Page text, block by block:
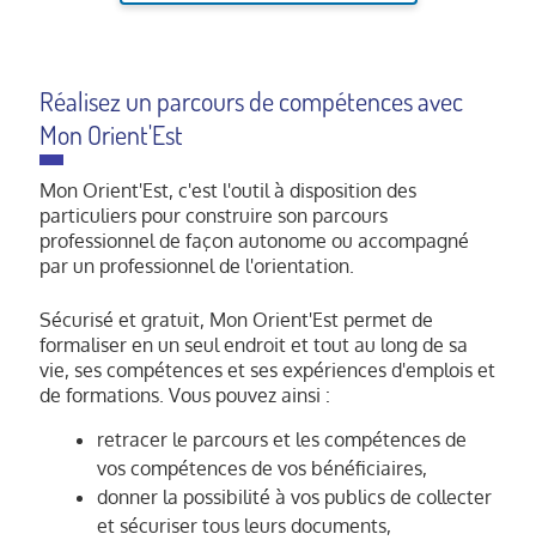
Réalisez un parcours de compétences avec
Mon Orient'Est
Mon Orient'Est, c'est l'outil à disposition des
particuliers pour construire son parcours
professionnel de façon autonome ou accompagné
par un professionnel de l'orientation.
Sécurisé et gratuit, Mon Orient'Est permet de
formaliser en un seul endroit et tout au long de sa
vie, ses compétences et ses expériences d'emplois et
de formations. Vous pouvez ainsi :
retracer le parcours et les compétences de
vos compétences de vos bénéficiaires,
donner la possibilité à vos publics de collecter
et sécuriser tous leurs documents,